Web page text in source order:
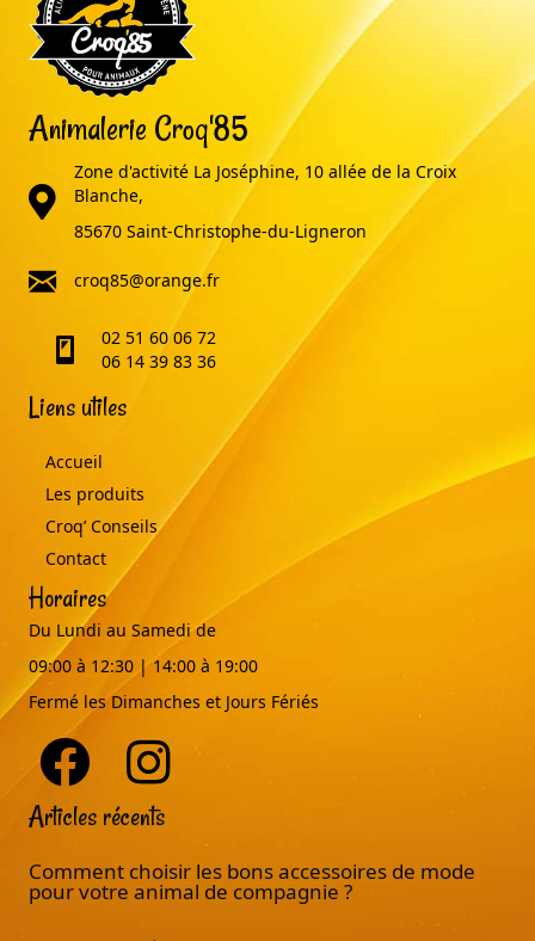
Animalerie Croq'85
adresse
Zone d'activité La Joséphine, 10 allée de la Croix
Blanche,
85670 Saint-Christophe-du-Ligneron
email
croq85@orange.fr
telephone02 51 60 06 72
06 14 39 83 36
Liens utiles
Accueil
Les produits
Croq’ Conseils
Contact
Horaires
Du Lundi au Samedi de
09:00 à 12:30 | 14:00 à 19:00
Fermé les Dimanches et Jours Fériés
Articles récents
Comment choisir les bons accessoires de mode
pour votre animal de compagnie ?